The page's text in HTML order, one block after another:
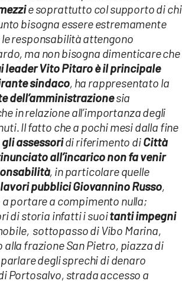
e soprattutto col supporto di chi
bisogna essere estremamente
le responsabilità attengono
ma non bisogna dimenticare che
leader Vito Pitaro è il principale
sindaco, ha rappresentato la
dell’amministrazionesia
in relazione all’importanza degli
Il fatto che a pochi mesi dalla fine
gli assessoridi riferimento diCittà
all’incariconon fa venir
, in particolare quelle
lavori pubblici Giovannino Russo,
a portare a compimento nulla;
di storia infatti i suoitanti impegni
sottopasso di Vibo Marina,
frazione San Pietro, piazza di
degli sprechi di denaro
Portosalvo, strada accesso a